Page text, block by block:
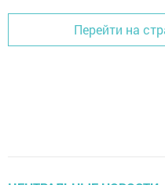
Перейти на